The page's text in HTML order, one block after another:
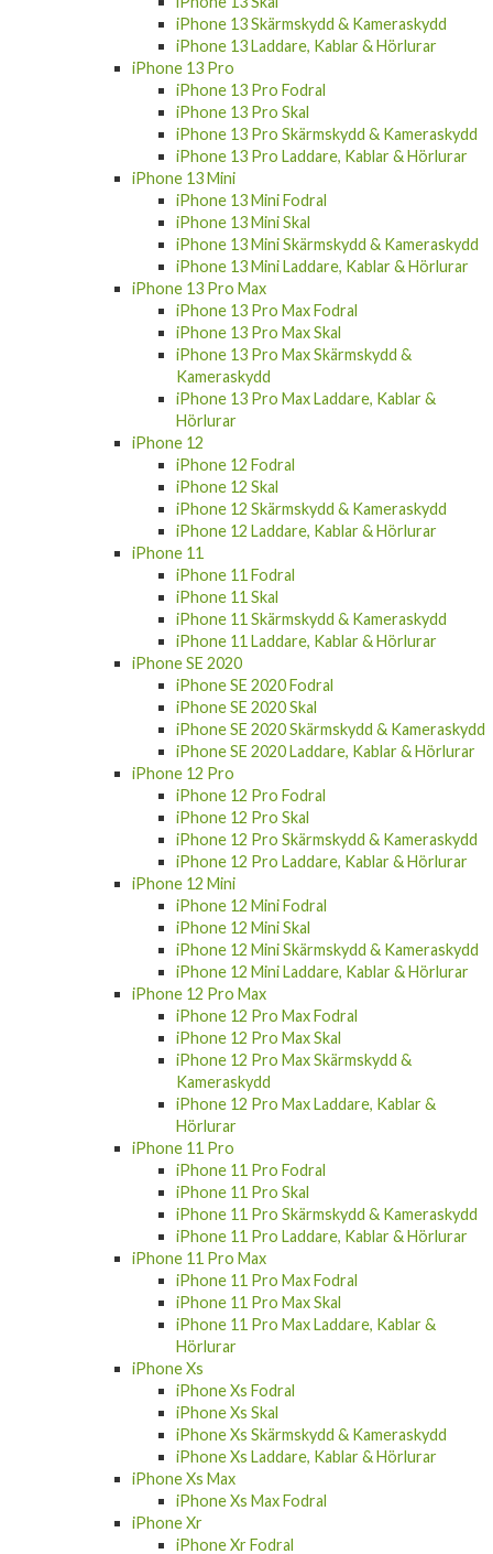
iPhone 13 Skärmskydd & Kameraskydd
iPhone 13 Laddare, Kablar & Hörlurar
iPhone 13 Pro
iPhone 13 Pro Fodral
iPhone 13 Pro Skal
iPhone 13 Pro Skärmskydd & Kameraskydd
iPhone 13 Pro Laddare, Kablar & Hörlurar
iPhone 13 Mini
iPhone 13 Mini Fodral
iPhone 13 Mini Skal
iPhone 13 Mini Skärmskydd & Kameraskydd
iPhone 13 Mini Laddare, Kablar & Hörlurar
iPhone 13 Pro Max
iPhone 13 Pro Max Fodral
iPhone 13 Pro Max Skal
iPhone 13 Pro Max Skärmskydd &
Kameraskydd
iPhone 13 Pro Max Laddare, Kablar &
Hörlurar
iPhone 12
iPhone 12 Fodral
iPhone 12 Skal
iPhone 12 Skärmskydd & Kameraskydd
iPhone 12 Laddare, Kablar & Hörlurar
iPhone 11
iPhone 11 Fodral
iPhone 11 Skal
iPhone 11 Skärmskydd & Kameraskydd
iPhone 11 Laddare, Kablar & Hörlurar
iPhone SE 2020
iPhone SE 2020 Fodral
iPhone SE 2020 Skal
iPhone SE 2020 Skärmskydd & Kameraskydd
iPhone SE 2020 Laddare, Kablar & Hörlurar
iPhone 12 Pro
iPhone 12 Pro Fodral
iPhone 12 Pro Skal
iPhone 12 Pro Skärmskydd & Kameraskydd
iPhone 12 Pro Laddare, Kablar & Hörlurar
iPhone 12 Mini
iPhone 12 Mini Fodral
iPhone 12 Mini Skal
iPhone 12 Mini Skärmskydd & Kameraskydd
iPhone 12 Mini Laddare, Kablar & Hörlurar
iPhone 12 Pro Max
iPhone 12 Pro Max Fodral
iPhone 12 Pro Max Skal
iPhone 12 Pro Max Skärmskydd &
Kameraskydd
iPhone 12 Pro Max Laddare, Kablar &
Hörlurar
iPhone 11 Pro
iPhone 11 Pro Fodral
iPhone 11 Pro Skal
iPhone 11 Pro Skärmskydd & Kameraskydd
iPhone 11 Pro Laddare, Kablar & Hörlurar
iPhone 11 Pro Max
iPhone 11 Pro Max Fodral
iPhone 11 Pro Max Skal
iPhone 11 Pro Max Laddare, Kablar &
Hörlurar
iPhone Xs
iPhone Xs Fodral
iPhone Xs Skal
iPhone Xs Skärmskydd & Kameraskydd
iPhone Xs Laddare, Kablar & Hörlurar
iPhone Xs Max
iPhone Xs Max Fodral
iPhone Xr
iPhone Xr Fodral